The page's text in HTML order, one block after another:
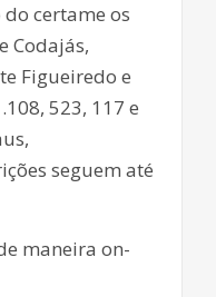
certame os
Codajás,
Figueiredo e
523, 117 e
seguem até
maneira on-